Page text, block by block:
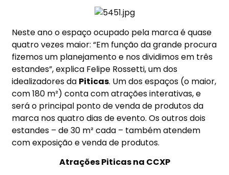
Neste ano o espaço ocupado pela marca é quase
quatro vezes maior: “Em função da grande procura
fizemos um planejamento e nos dividimos em três
estandes”, explica Felipe Rossetti, um dos
idealizadores da Piticas. Um dos espaços (o maior,
com 180 m²) conta com atrações interativas, e
será o principal ponto de venda de produtos da
marca nos quatro dias de evento. Os outros dois
estandes – de 30 m² cada – também atendem
com exposição e venda de produtos.
Atrações Piticas na CCXP